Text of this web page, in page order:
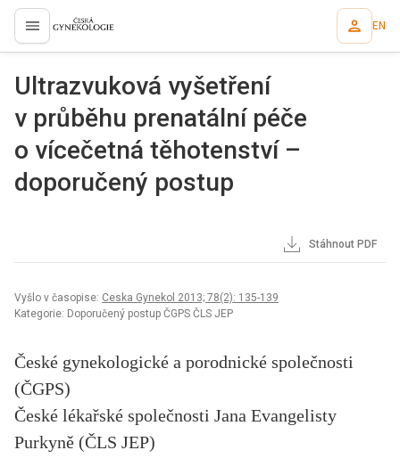
proLékaře.cz EN
Ultrazvuková vyšetření
v průběhu prenatální péče
o vícečetná těhotenství –
doporučený postup
Stáhnout PDF
Vyšlo v časopise: Ceska Gynekol 2013; 78(2): 135-139
Kategorie: Doporučený postup ČGPS ČLS JEP
České gynekologické a porodnické společnosti
(ČGPS)
České lékařské společnosti Jana Evangelisty
Purkyně (ČLS JEP)